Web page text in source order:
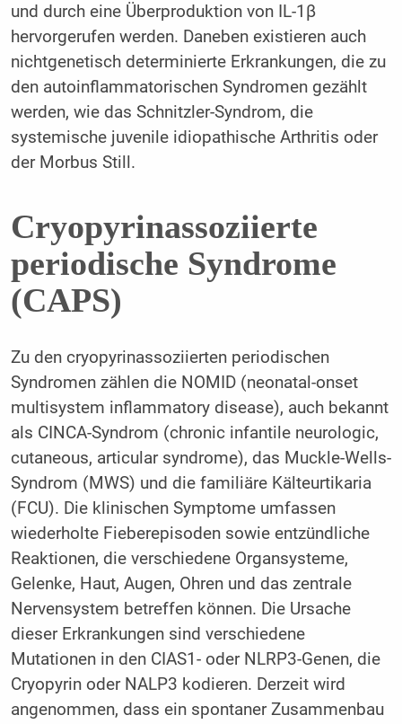
und durch eine Überproduktion von IL-1β
hervorgerufen werden. Daneben existieren auch
nichtgenetisch determinierte Erkrankungen, die zu
den autoinflammatorischen Syndromen gezählt
werden, wie das Schnitzler-Syndrom, die
systemische juvenile idiopathische Arthritis oder
der Morbus Still.
Cryopyrinassoziierte
periodische Syndrome
(CAPS)
Zu den cryopyrinassoziierten periodischen
Syndromen zählen die NOMID (neonatal-onset
multisystem inflammatory disease), auch bekannt
als CINCA-Syndrom (chronic infantile neurologic,
cutaneous, articular syndrome), das Muckle-Wells-
Syndrom (MWS) und die familiäre Kälteurtikaria
(FCU). Die klinischen Symptome umfassen
wiederholte Fieberepisoden sowie entzündliche
Reaktionen, die verschiedene Organsysteme,
Gelenke, Haut, Augen, Ohren und das zentrale
Nervensystem betreffen können. Die Ursache
dieser Erkrankungen sind verschiedene
Mutationen in den CIAS1- oder NLRP3-Genen, die
Cryopyrin oder NALP3 kodieren. Derzeit wird
angenommen, dass ein spontaner Zusammenbau